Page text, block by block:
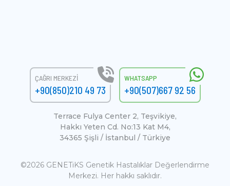
ÇAĞRI MERKEZI
+90(850)210 49 73
WHATSAPP
+90(507)667 92 56
Terrace Fulya Center 2, Teşvikiye,
Hakkı Yeten Cd. No:13 Kat M4,
34365 Şişli / İstanbul / Türkiye
©2026 GENETiKS Genetik Hastalıklar Değerlendirme
Merkezi. Her hakkı saklıdır.